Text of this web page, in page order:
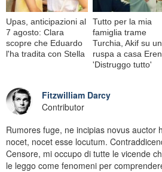
Upas, anticipazioni al
7 agosto: Clara
scopre che Eduardo
l'ha tradita con Stella
Tutto per la mia
famiglia trame
Turchia, Akif su
ruspa a casa
'Distruggo tutto'
Fitzwilliam Darcy
Contributor
Rumores fuge, ne incipias novus auctor
nocet, nocet esse locutum.
Censore, mi occupo di tutte le vicende
le leggo come fenomeni per